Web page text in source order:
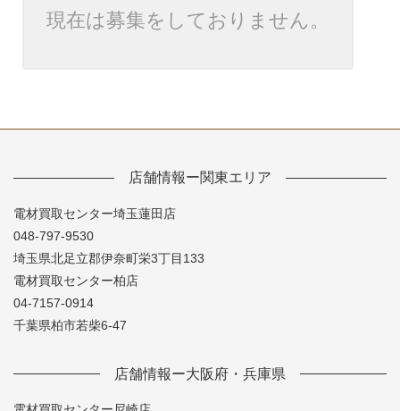
現在は募集をしておりません。
店舗情報ー関東エリア
電材買取センター埼玉蓮田店
048-797-9530
埼玉県北足立郡伊奈町栄3丁目133
電材買取センター柏店
04-7157-0914
千葉県柏市若柴6-47
店舗情報ー大阪府・兵庫県